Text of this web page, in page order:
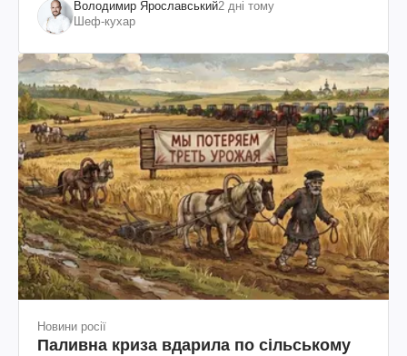
Володимир Ярославський2 дні тому
Шеф-кухар
Новини росії
Паливна криза вдарила по сільському